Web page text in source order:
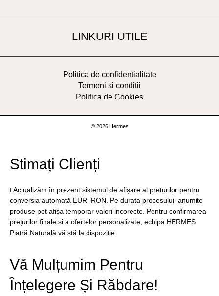
LINKURI UTILE
Politica de confidentialitate
Termeni si conditii
Politica de Cookies
© 2026 Hermes
Stimați Clienți
ℹ️ Actualizăm în prezent sistemul de afișare al prețurilor pentru
conversia automată EUR–RON. Pe durata procesului, anumite
produse pot afișa temporar valori incorecte. Pentru confirmarea
prețurilor finale și a ofertelor personalizate, echipa HERMES
Piatră Naturală vă stă la dispoziție.
Vă Mulțumim Pentru
Înțelegere Și Răbdare!